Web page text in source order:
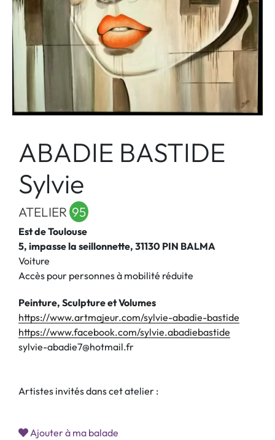
ABADIE BASTIDE
Sylvie
ATELIER 95
Est de Toulouse
5, impasse la seillonnette, 31130 PIN BALMA
Voiture
Accès pour personnes à mobilité réduite
Peinture, Sculpture et Volumes
https://www.artmajeur.com/sylvie-abadie-bastide
https://www.facebook.com/sylvie.abadiebastide
sylvie-abadie7@hotmail.fr
Artistes invités dans cet atelier :
Ajouter à ma balade